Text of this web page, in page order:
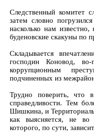
Следственный комитет
затем словно
насколько нам
буденовские скакуны по
Складывается
господин Коновод,
коррупционным
подчиненных из
Трудно поверить, что
справедливости. Тем
Шишкина, и
как выясняется, не во
которого, по сути,